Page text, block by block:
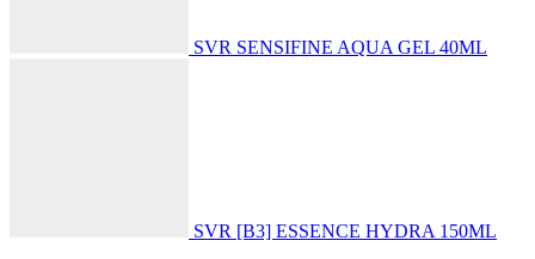
SVR SENSIFINE AQUA GEL 40ML
SVR [B3] ESSENCE HYDRA 150ML